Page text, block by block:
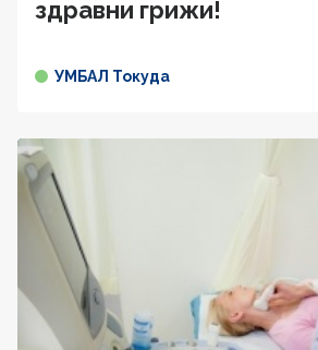
здравни грижи!
УМБАЛ Токуда